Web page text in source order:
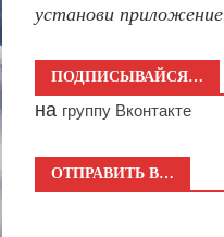
установи приложение
ПОДПИСЫВАЙСЯ…
на группу Вконтакте
ОТПРАВИТЬ В…